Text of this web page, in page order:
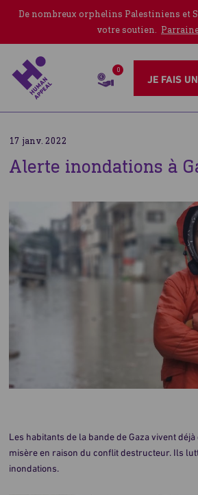
De nombreux orphelins Palestiniens et
votre soutien.
0
JE FAIS
17 janv. 2022
Alerte inondations à
Les habitants de la bande de Gaza vivent
misère en raison du conflit destructeur. Ils
inondations.